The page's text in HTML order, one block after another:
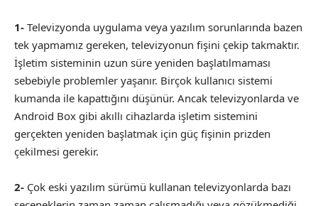
1- Televizyonda uygulama veya yazılım sorunlarında bazen
tek yapmamız gereken, televizyonun fişini çekip takmaktır.
İşletim sisteminin uzun süre yeniden başlatılmaması
sebebiyle problemler yaşanır. Birçok kullanıcı sistemi
kumanda ile kapattığını düşünür. Ancak televizyonlarda ve
Android Box gibi akıllı cihazlarda işletim sistemini
gerçekten yeniden başlatmak için güç fişinin prizden
çekilmesi gerekir.
2- Çok eski yazılım sürümü kullanan televizyonlarda bazı